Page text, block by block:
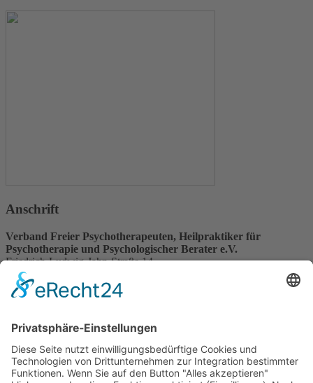
Anschrift
Verband Freier Psychotherapeuten, Heilpraktiker für
Psychotherapie und Psychologischer Berater e.V.
Friedrich-Ludwig-Jahn-Straße 14
31582 Nienburg/Weser
Service-Team
05021-8650320
Diese E-Mail-Adresse ist vor Spambots geschützt! Zur Anzeige
muss JavaScript eingeschaltet sein.